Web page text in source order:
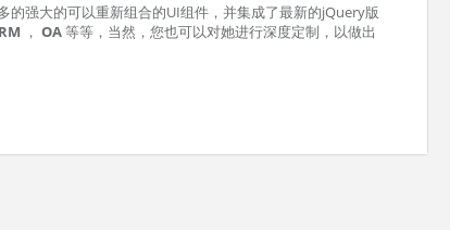
强大的可以重新组合的UI组件，并集成了最新的jQuery版
， OA等等，当然，您也可以对她进行深度定制，以做出